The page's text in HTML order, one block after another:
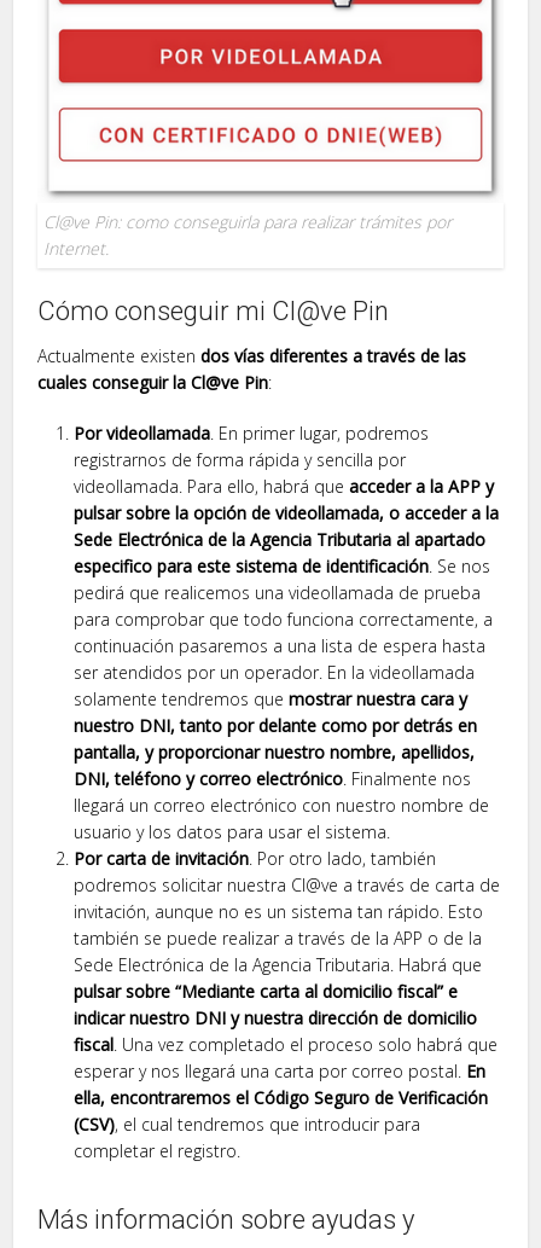
Cl@ve Pin: como conseguirla para realizar trámites por
Internet.
Cómo conseguir mi Cl@ve Pin
Actualmente existendos vías diferentes a través de las
cuales conseguir la Cl@ve Pin:
Por videollamada. En primer lugar, podremos
registrarnos de forma rápida y sencilla por
videollamada. Para ello, habrá queacceder a la APP y
pulsar sobre la opción de videollamada, o acceder a la
Sede Electrónica de la Agencia Tributaria al apartado
especifico para este sistema de identificación. Se nos
pedirá que realicemos una videollamada de prueba
para comprobar que todo funciona correctamente, a
continuación pasaremos a una lista de espera hasta
ser atendidos por un operador. En la videollamada
solamente tendremos quemostrar nuestra cara y
nuestro DNI, tanto por delante como por detrás en
pantalla, y proporcionar nuestro nombre, apellidos,
DNI, teléfono y correo electrónico. Finalmente nos
llegará un correo electrónico con nuestro nombre de
usuario y los datos para usar el sistema.
Por carta de invitación. Por otro lado, también
podremos solicitar nuestra Cl@ve a través de carta de
invitación, aunque no es un sistema tan rápido. Esto
también se puede realizar a través de la APP o de la
Sede Electrónica de la Agencia Tributaria. Habrá que
pulsar sobre “Mediante carta al domicilio fiscal” e
indicar nuestro DNI y nuestra dirección de domicilio
fiscal. Una vez completado el proceso solo habrá que
esperar y nos llegará una carta por correo postal. En
ella, encontraremos el Código Seguro de Verificación
(CSV), el cual tendremos que introducir para
completar el registro.
Más información sobre ayudas y